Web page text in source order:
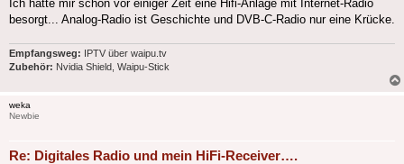
Ich hatte mir schon vor einiger Zeit eine Hifi-Anlage mit Internet-Radio
besorgt... Analog-Radio ist Geschichte und DVB-C-Radio nur eine Krücke.
Empfangsweg: IPTV über waipu.tv
Zubehör: Nvidia Shield, Waipu-Stick
weka
Newbie
Re: Digitales Radio und mein HiFi-Receiver….